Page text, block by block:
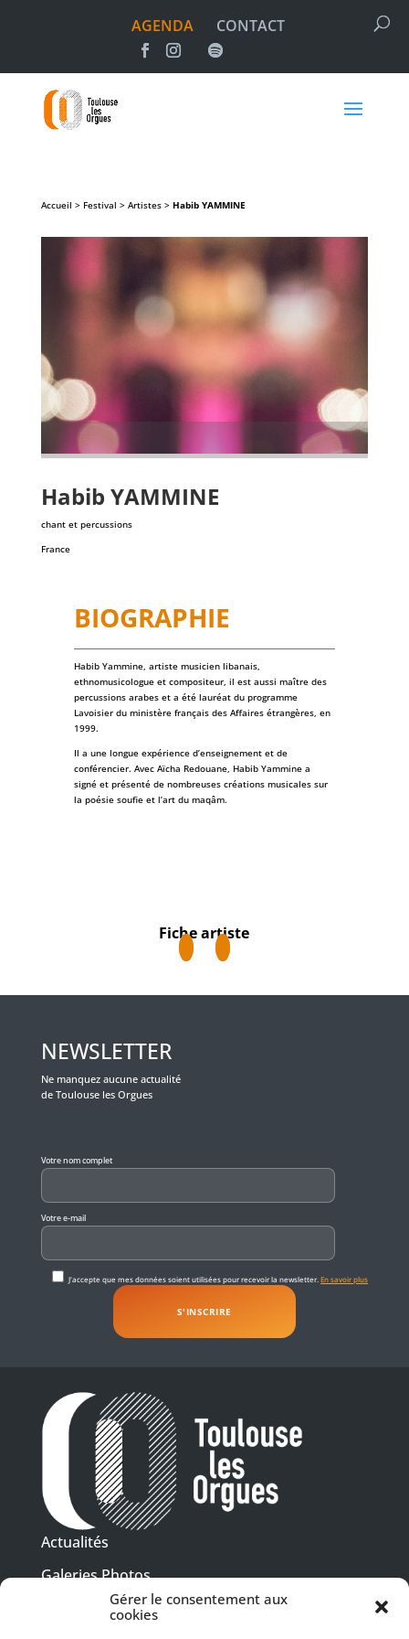
Gérer le consentement aux
cookies
AGENDA CONTACT
Accueil > Festival > Artistes > Habib YAMMINE
Habib YAMMINE
chant et percussions
France
BIOGRAPHIE
Habib Yammine, artiste musicien libanais,
ethnomusicologue et compositeur, il est aussi maître des
percussions arabes et a été lauréat du programme
Lavoisier du ministère français des Affaires étrangères, en
1999.
Il a une longue expérience d’enseignement et de
conférencier. Avec Aïcha Redouane, Habib Yammine a
signé et présenté de nombreuses créations musicales sur
la poésie soufie et l’art du maqâm.
Fiche artiste
NEWSLETTER
Ne manquez aucune actualité
de Toulouse les Orgues
Votre nom complet
Votre e-mail
J'accepte que mes données soient utilisées pour recevoir la newsletter.En savoir plus
Actualités
Galeries Photos
Vidéothèque